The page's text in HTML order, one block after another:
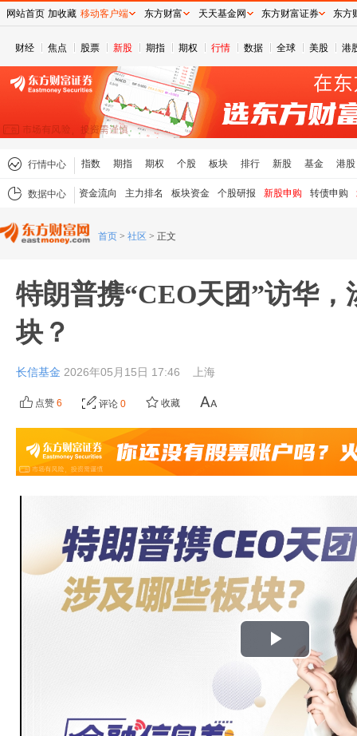
财经 焦点 股票 新股 期指 期权 行情 数据 全球 美股 港
行情中心 指数 期指 期权 个股 板块 排行 新股 基金 港股
数据中心 资金流向 主力排名 板块资金 个股研报 新股申购 转债申购
首页 > 社区 > 正文
特朗普携“CEO天团”访华，
块？
长信基金 2026年05月15日 17:46 上海
点赞 6 评论 0 收藏
播
放
网站首页 加收藏 移动客户端 东方财富 天天基金网 东方财富证券 东方